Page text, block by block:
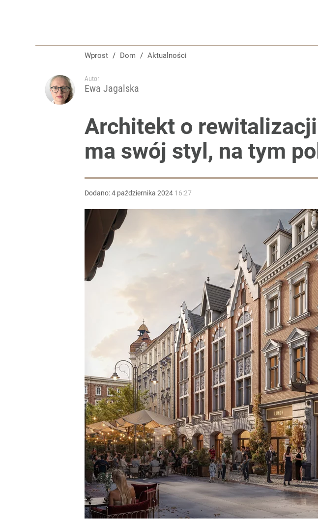
Wprost / Dom / Aktualności
Autor:
Ewa Jagalska
Architekt o
ma swój styl, na tym
Dodano:4 października 2024 16:27